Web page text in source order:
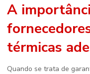
A
térmicas
Quando se trata de